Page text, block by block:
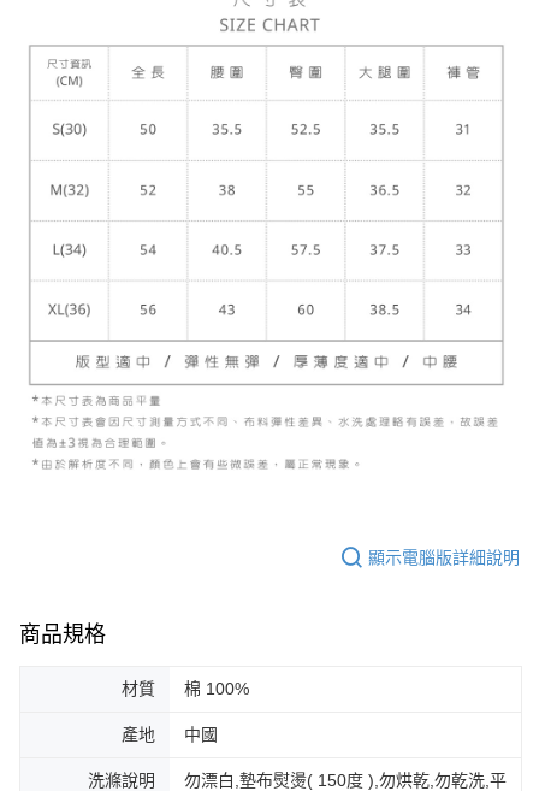
宅配(外島)
每筆NT$120，滿NT$5,000(含以上)免運費
顯示電腦版詳細說明
商品規格
材質 棉 100%
產地 中國
洗滌說明
勿漂白,墊布熨燙( 150度 ),勿烘乾,勿乾洗,平